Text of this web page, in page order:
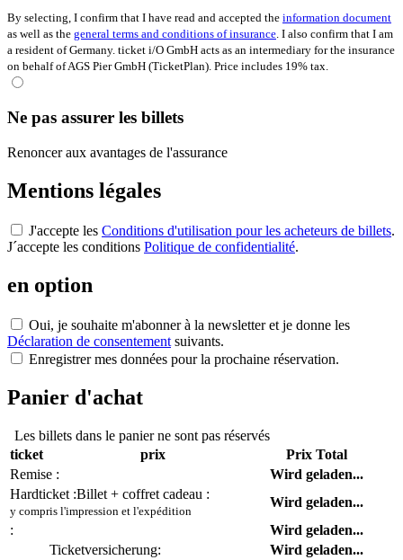
By selecting, I confirm that I have read and accepted the information document
as well as the general terms and conditions of insurance . I also confirm that I am
a resident of Germany. ticket i/O GmbH acts as an intermediary for the insurance
on behalf of AGS Pier GmbH (TicketPlan). Price includes 19% tax.
Ne pas assurer les billets
Renoncer aux avantages de l'assurance
Mentions légales
J'accepte les Conditions d'utilisation pour les acheteurs de billets.
J´accepte les conditions Politique de confidentialité.
en option
Oui, je souhaite m'abonner à la newsletter et je donne les
Déclaration de consentement suivants.
Enregistrer mes données pour la prochaine réservation.
Panier d'achat
Les billets dans le panier ne sont pas réservés
ticket
prix
Prix Total
Remise :
Wird geladen...
Hardticket :Billet + coffret cadeau :
y compris l'impression et l'expédition
Wird geladen...
:
Wird geladen...
Ticketversicherung:
Wird geladen...